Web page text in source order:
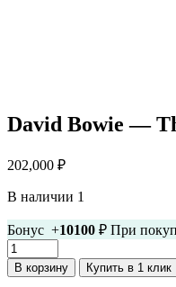
David Bowie —
202,000 ₽
В наличии 1
Бонус +10100 ₽ При
Количество
товара
David
В корзину Купить в 1 клик